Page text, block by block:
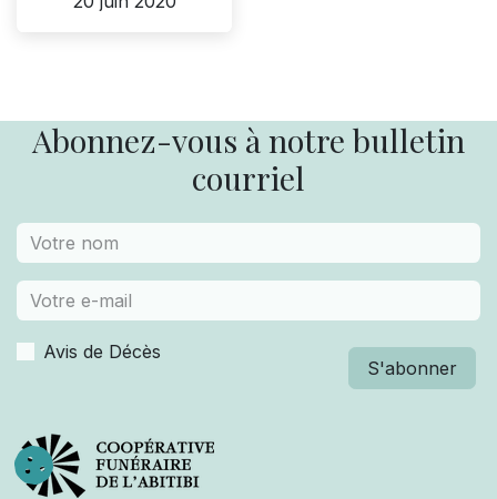
Abonnez-vous à notre bulletin
courriel
Avis de Décès
S'abonner